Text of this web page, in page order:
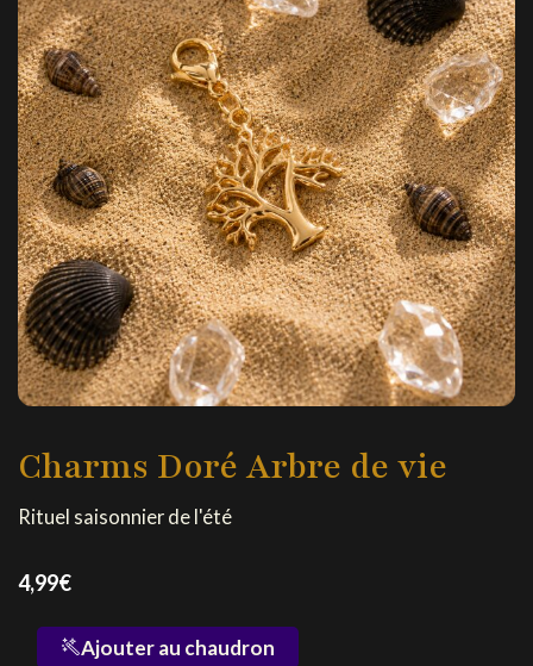
Charms Doré Arbre de vie
Rituel saisonnier de l'été
4,99€
quantité Ajouter au chaudron